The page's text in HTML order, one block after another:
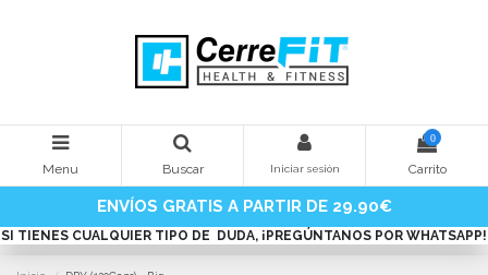
Menu Buscar Iniciar sesión
0
Carrito
ENVÍOS GRATIS A PARTIR DE 29.90€
SI TIENES CUALQUIER TIPO DE DUDA, ¡PREGÚNTANOS POR WHATSAPP!